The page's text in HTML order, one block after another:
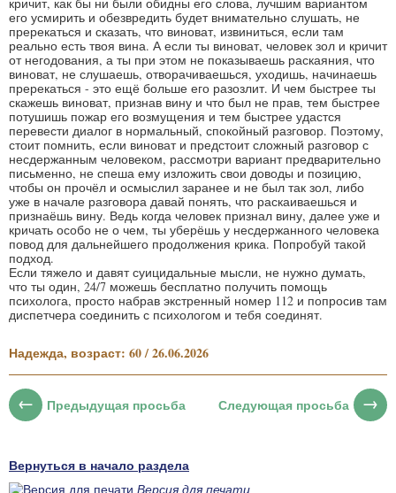
кричит, как бы ни были обидны его слова, лучшим вариантом
его усмирить и обезвредить будет внимательно слушать, не
пререкаться и сказать, что виноват, извиниться, если там
реально есть твоя вина. А если ты виноват, человек зол и кричит
от негодования, а ты при этом не показываешь раскаяния, что
виноват, не слушаешь, отворачиваешься, уходишь, начинаешь
пререкаться - это ещё больше его разозлит. И чем быстрее ты
скажешь виноват, признав вину и что был не прав, тем быстрее
потушишь пожар его возмущения и тем быстрее удастся
перевести диалог в нормальный, спокойный разговор. Поэтому,
стоит помнить, если виноват и предстоит сложный разговор с
несдержанным человеком, рассмотри вариант предварительно
письменно, не спеша ему изложить свои доводы и позицию,
чтобы он прочёл и осмыслил заранее и не был так зол, либо
уже в начале разговора давай понять, что раскаиваешься и
признаёшь вину. Ведь когда человек признал вину, далее уже и
кричать особо не о чем, ты уберёшь у несдержанного человека
повод для дальнейшего продолжения крика. Попробуй такой
подход.
Если тяжело и давят суицидальные мысли, не нужно думать,
что ты один, 24/7 можешь бесплатно получить помощь
психолога, просто набрав экстренный номер 112 и попросив там
диспетчера соединить с психологом и тебя соединят.
Надежда, возраст: 60 / 26.06.2026
Предыдущая просьба Следующая просьба
Вернуться в начало раздела
Версия для печати